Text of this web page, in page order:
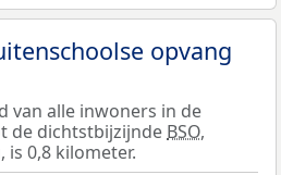
opvang
van alle inwoners in de
de dichtstbijzijnde BSO,
is 0,8 kilometer.